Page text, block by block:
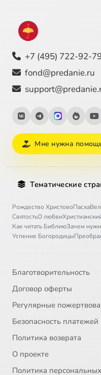
+7 (495) 722-92-79
fond@predanie.ru
Мне нужна
Тематические
Рождество ХристовоПасха
СвятостьО любви
Как читать БиблиюЗачем
Успение Богородицы
Благотворительность
Договор оферты
Регулярные
Безопасность платежей
Политика возврата
О проекте
Политика